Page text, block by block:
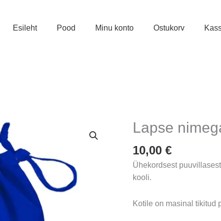
Esileht Pood Minu konto Ostukorv
Lapse
10,00€
Ühekordsest
kooli.
Kotile on masinal tikitud